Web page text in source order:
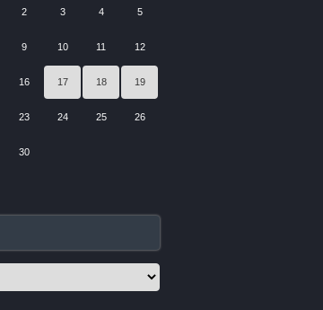
2 3 4 5
9 10 11 12
16 17 18 19
23 24 25 26
30